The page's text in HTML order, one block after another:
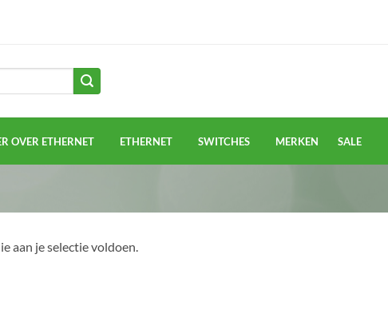
OVER ETHERNET ETHERNET SWITCHES MERKEN SALE
aan je selectie voldoen.